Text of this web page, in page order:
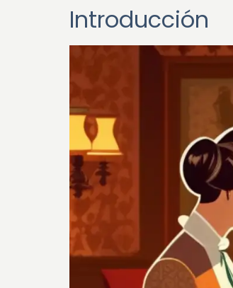
Introducción